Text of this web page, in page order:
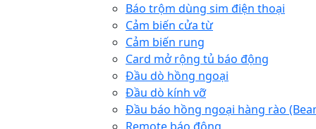
Báo trộm dùng sim điện thoại
Cảm biến cửa từ
Cảm biến rung
Card mở rộng tủ báo động
Đầu dò hồng ngoại
Đầu dò kính vỡ
Đầu báo hồng ngoại hàng rào